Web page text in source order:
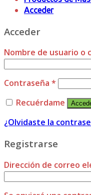
Acceder
Acceder
Nombre de usuario o
Contraseña *
Recuérdame
¿Olvidaste la
Registrarse
Dirección de correo